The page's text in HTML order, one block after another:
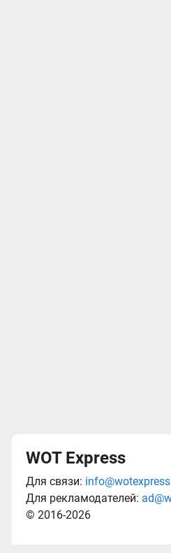
WOT Express
Для связи:
Для рекламодателей:
© 2016-2026